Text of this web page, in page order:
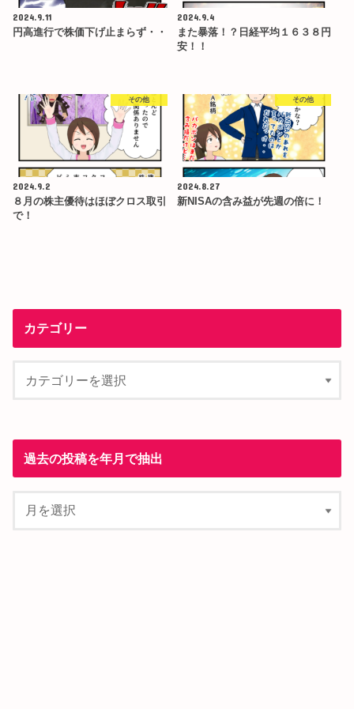
2024.9.11
円高進行で株価下げ止まらず・・
2024.9.4
また暴落！？日経平均１６３８円
安！！
その他
2024.9.2
８月の株主優待はほぼクロス取引
で！
その他
2024.8.27
新NISAの含み益が先週の倍に！
カテゴリー
過去の投稿を年月で抽出